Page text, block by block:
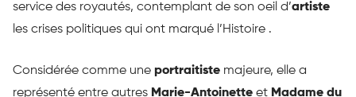
service des royautés, contemplant de son oeil d’artiste
les crises politiques qui ont marqué l’Histoire .
Considérée comme une portraitiste majeure, elle a
représenté entre autres Marie-Antoinette et Madame du